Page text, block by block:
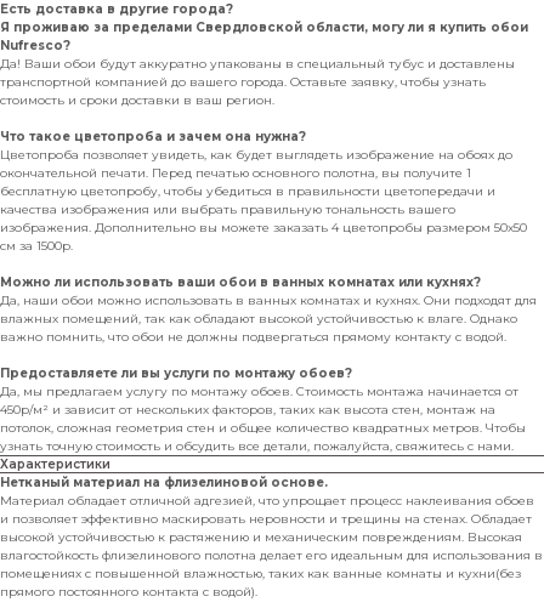
Есть доставка в другие города?
Я проживаю за пределами Свердловской области, могу ли я купить обои
Nufresco?
Да! Ваши обои будут аккуратно упакованы в специальный тубус и доставлены
транспортной компанией до вашего города. Оставьте заявку, чтобы узнать
стоимость и сроки доставки в ваш регион.
Что такое цветопроба и зачем она нужна?
Цветопроба позволяет увидеть, как будет выглядеть изображение на обоях до
окончательной печати. Перед печатью основного полотна, вы получите 1
бесплатную цветопробу, чтобы убедиться в правильности цветопередачи и
качества изображения или выбрать правильную тональность вашего
изображения. Дополнительно вы можете заказать 4 цветопробы размером 50х50
см за 1500р.
Можно ли использовать ваши обои в ванных комнатах или кухнях?
Да, наши обои можно использовать в ванных комнатах и кухнях. Они подходят для
влажных помещений, так как обладают высокой устойчивостью к влаге. Однако
важно помнить, что обои не должны подвергаться прямому контакту с водой.
Предоставляете ли вы услуги по монтажу обоев?
Да, мы предлагаем услугу по монтажу обоев. Стоимость монтажа начинается от
450р/м² и зависит от нескольких факторов, таких как высота стен, монтаж на
потолок, сложная геометрия стен и общее количество квадратных метров. Чтобы
узнать точную стоимость и обсудить все детали, пожалуйста, свяжитесь с нами.
Характеристики
Нетканый материал на флизелиновой основе.
Материал обладает отличной адгезией, что упрощает процесс наклеивания обоев
и позволяет эффективно маскировать неровности и трещины на стенах. Обладает
высокой устойчивостью к растяжению и механическим повреждениям. Высокая
влагостойкость флизелинового полотна делает его идеальным для использования в
помещениях с повышенной влажностью, таких как ванные комнаты и кухни(без
прямого постоянного контакта с водой).